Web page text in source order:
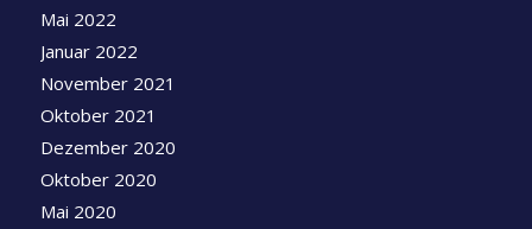
Mai 2022
Januar 2022
November 2021
Oktober 2021
Dezember 2020
Oktober 2020
Mai 2020